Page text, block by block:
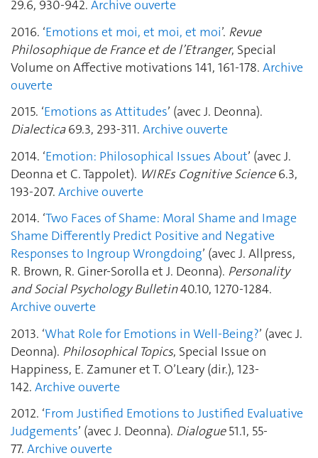
29.6, 930-942. Archive ouverte
2016. ‘Emotions et moi, et moi, et moi’. Revue
Philosophique de France et de l’Etranger, Special
Volume on Affective motivations 141, 161-178. Archive
ouverte
2015. ‘Emotions as Attitudes’ (avec J. Deonna).
Dialectica69.3, 293-311. Archive ouverte
2014. ‘Emotion: Philosophical Issues About’ (avec J.
Deonna et C. Tappolet). WIREs Cognitive Science6.3,
193-207. Archive ouverte
2014. ‘Two Faces of Shame: Moral Shame and Image
Shame Differently Predict Positive and Negative
Responses to Ingroup Wrongdoing’ (avec J. Allpress,
R. Brown, R. Giner-Sorolla et J. Deonna). Personality
and Social Psychology Bulletin40.10, 1270-1284.
Archive ouverte
2013. ‘What Role for Emotions in Well-Being?’ (avec J.
Deonna). Philosophical Topics, Special Issue on
Happiness, E. Zamuner et T. O’Leary (dir.), 123-
142. Archive ouverte
2012. ‘From Justified Emotions to Justified Evaluative
Judgements’ (avec J. Deonna). Dialogue51.1, 55-
77. Archive ouverte